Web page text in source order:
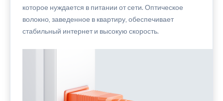
которое нуждается в питании от сети. Оптическое
волокно, заведенное в квартиру, обеспечивает
стабильный интернет и высокую скорость.